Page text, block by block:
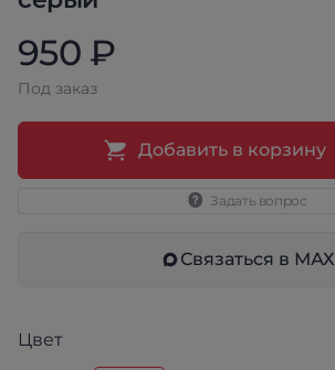
950 ₽
Под заказ
Добавить в корзину
Задать вопрос
Связаться в МАХ
Цвет